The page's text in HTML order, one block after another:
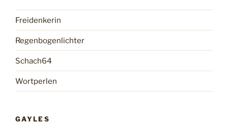
Freidenkerin
Regenbogenlichter
Schach64
Wortperlen
GAYLES